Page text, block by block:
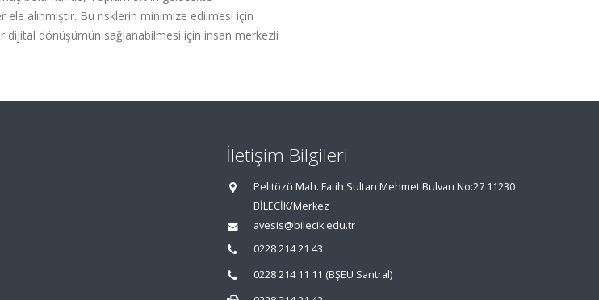
alınmıştır. Bu risklerin minimize edilmesi için
dijital dönüşümün sağlanabilmesi için insan merkezli
İletişim Bilgileri
Pelitözü Mah. Fatih Sultan Mehmet Bulvarı No:27 11230
BİLECİK/Merkez
avesis@bilecik.edu.tr
0228 214 21 43
0228 214 11 11 (BŞEÜ Santral)